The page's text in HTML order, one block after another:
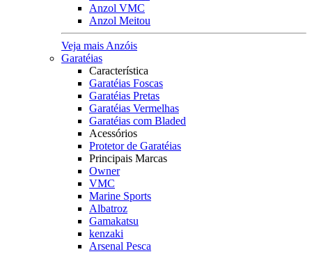
Anzol VMC
Anzol Meitou
Veja mais Anzóis
Garatéias
Característica
Garatéias Foscas
Garatéias Pretas
Garatéias Vermelhas
Garatéias com Bladed
Acessórios
Protetor de Garatéias
Principais Marcas
Owner
VMC
Marine Sports
Albatroz
Gamakatsu
kenzaki
Arsenal Pesca